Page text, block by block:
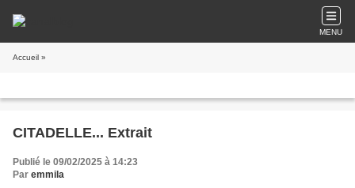
MENU
Accueil »
CITADELLE... Extrait
Publié le 09/02/2025 à 14:23
Par emmila